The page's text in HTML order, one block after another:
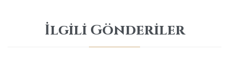
İlgili Gönderiler